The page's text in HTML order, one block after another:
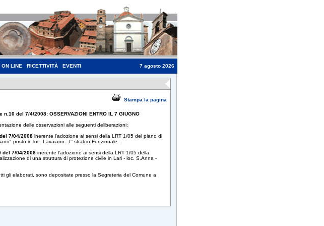
ON LINE RICETTIVITÀ EVENTI 7 agosto 2026
Stampa la pagina
del 7/4/2008: OSSERVAZIONI ENTRO IL 7 GIUGNO
delle osservazioni alle seguenti deliberazioni:
7/04/2008 inerente l'adozione ai sensi della LRT 1/05 del piano di
posto in loc. Lavaiano - I° stralcio Funzionale -
del 7/04/2008 inerente l'adozione ai sensi della LRT 1/05 della
di una struttura di protezione civile in Lari - loc. S.Anna -
gli elaborati, sono depositate presso la Segreteria del Comune a